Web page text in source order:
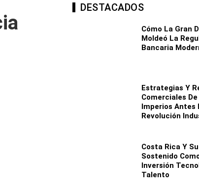
DESTACADOS
Cómo La Gran
Moldeó La
Bancaria
Estrategias Y
Comerciales
Imperios Antes
Revolución
Costa Rica Y
Sostenido
Inversión
Talento